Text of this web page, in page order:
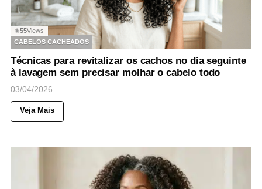
◉55Views
CABELOS CACHEADOS
Técnicas para revitalizar os cachos no dia seguinte
à lavagem sem precisar molhar o cabelo todo
03/04/2026
Veja Mais